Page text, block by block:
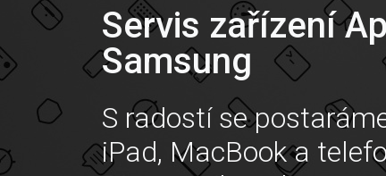
Servis zařízení
Samsung
S radostí se
iPad, MacBook a